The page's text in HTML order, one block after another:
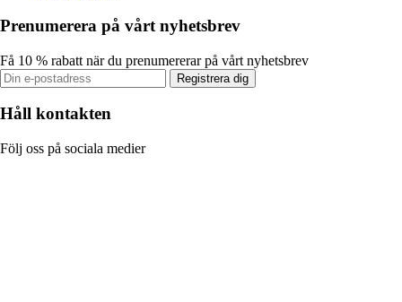
Prenumerera på vårt nyhetsbrev
Få 10 % rabatt när du prenumererar på vårt nyhetsbrev
Registrera dig
Håll kontakten
Följ oss på sociala medier